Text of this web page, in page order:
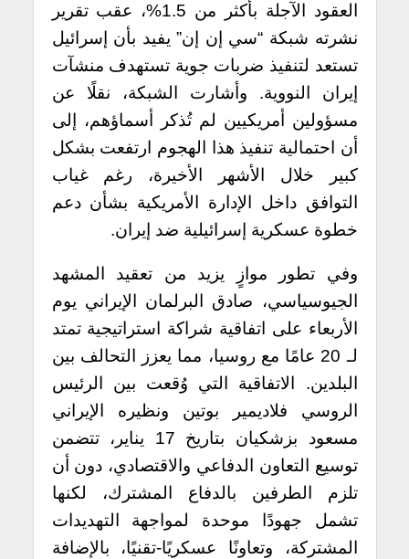
العقود الآجلة بأكثر من 1.5%، عقب تقرير
نشرته شبكة “سي إن إن” يفيد بأن إسرائيل
تستعد لتنفيذ ضربات جوية تستهدف منشآت
إيران النووية. وأشارت الشبكة، نقلًا عن
مسؤولين أمريكيين لم تُذكر أسماؤهم، إلى
أن احتمالية تنفيذ هذا الهجوم ارتفعت بشكل
كبير خلال الأشهر الأخيرة، رغم غياب
التوافق داخل الإدارة الأمريكية بشأن دعم
خطوة عسكرية إسرائيلية ضد إيران.
وفي تطور موازٍ يزيد من تعقيد المشهد
الجيوسياسي، صادق البرلمان الإيراني يوم
الأربعاء على اتفاقية شراكة استراتيجية تمتد
لـ 20 عامًا مع روسيا، مما يعزز التحالف بين
البلدين. الاتفاقية التي وُقعت بين الرئيس
الروسي فلاديمير بوتين ونظيره الإيراني
مسعود بزشكيان بتاريخ 17 يناير، تتضمن
توسيع التعاون الدفاعي والاقتصادي، دون أن
تلزم الطرفين بالدفاع المشترك، لكنها
تشمل جهودًا موحدة لمواجهة التهديدات
المشتركة، وتعاونًا عسكريًا-تقنيًا، بالإضافة